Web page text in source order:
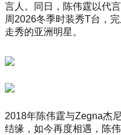
言人。同日，陈伟霆以代
周2026冬季时装秀T台，
走秀的亚洲明星。
2018年陈伟霆与Zegna杰
结缘，如今再度相遇，陈